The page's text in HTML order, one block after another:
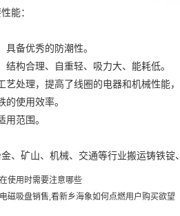
能：
具备优秀的防潮性。
结构合理、自重轻、吸力大、能耗低。
艺处理，提高了线圈的电器和机械性能
的使用效率。
用范围。
、矿山、机械、交通等行业搬运铸铁锭
使用时需要注意哪些
磁吸盘销售,看新乡海象如何点燃用户购买欲望